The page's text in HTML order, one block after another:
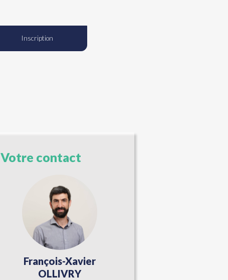
Inscription
Votre contact
François-Xavier
OLLIVRY